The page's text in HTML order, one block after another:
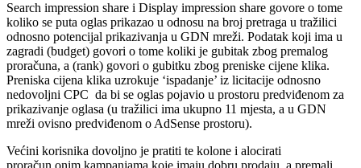
Search impression share i Display impression share govore o tome
koliko se puta oglas prikazao u odnosu na broj pretraga u tražilici
odnosno potencijal prikazivanja u GDN mreži. Podatak koji ima u
zagradi (budget) govori o tome koliki je gubitak zbog premalog
proračuna, a (rank) govori o gubitku zbog preniske cijene klika.
Preniska cijena klika uzrokuje ‘ispadanje’ iz licitacije odnosno
nedovoljni CPC da bi se oglas pojavio u prostoru predviđenom za
prikazivanje oglasa (u tražilici ima ukupno 11 mjesta, a u GDN
mreži ovisno predviđenom o AdSense prostoru).
Većini korisnika dovoljno je pratiti te kolone i alocirati